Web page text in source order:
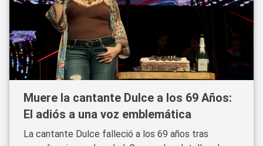
Muere la cantante Dulce a los 69 Años:
El adiós a una voz emblemática
La cantante Dulce falleció a los 69 años tras